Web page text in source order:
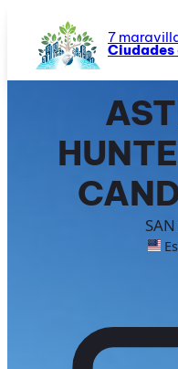
contenido
7